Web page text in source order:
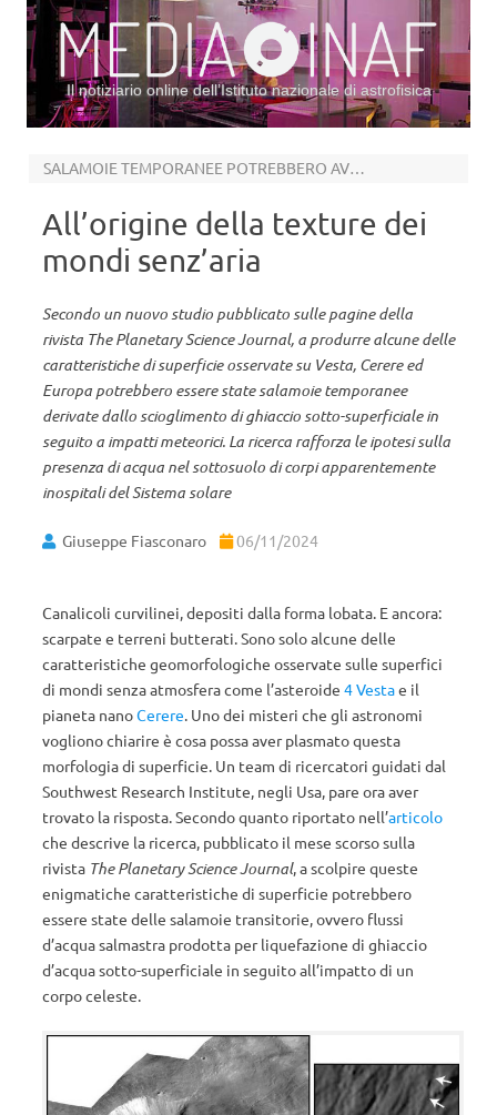
Il notiziario online dell’Istituto nazionale di astrofisica
SALAMOIE TEMPORANEE POTREBBERO AVER PLASMATO LA LORO GEOMORFOLOGIA
All’origine della texture dei
mondi senz’aria
Secondo un nuovo studio pubblicato sulle pagine della
rivista The Planetary Science Journal, a produrre alcune delle
caratteristiche di superficie osservate su Vesta, Cerere ed
Europa potrebbero essere state salamoie temporanee
derivate dallo scioglimento di ghiaccio sotto-superficiale in
seguito a impatti meteorici. La ricerca rafforza le ipotesi sulla
presenza di acqua nel sottosuolo di corpi apparentemente
inospitali del Sistema solare
Giuseppe Fiasconaro 06/11/2024
Canalicoli curvilinei, depositi dalla forma lobata. E ancora:
scarpate e terreni butterati. Sono solo alcune delle
caratteristiche geomorfologiche osservate sulle superfici
di mondi senza atmosfera come l’asteroide 4 Vestae il
pianeta nanoCerere. Uno dei misteri che gli astronomi
vogliono chiarire è cosa possa aver plasmato questa
morfologia di superficie. Un team di ricercatori guidati dal
Southwest Research Institute, negli Usa, pare ora aver
trovato la risposta. Secondo quanto riportato nell’articolo
che descrive la ricerca, pubblicato il mese scorso sulla
rivista The Planetary Science Journal, a scolpire queste
enigmatiche caratteristiche di superficie potrebbero
essere state delle salamoie transitorie, ovvero flussi
d’acqua salmastra prodotta per liquefazione di ghiaccio
d’acqua sotto-superficiale in seguito all’impatto di un
corpo celeste.